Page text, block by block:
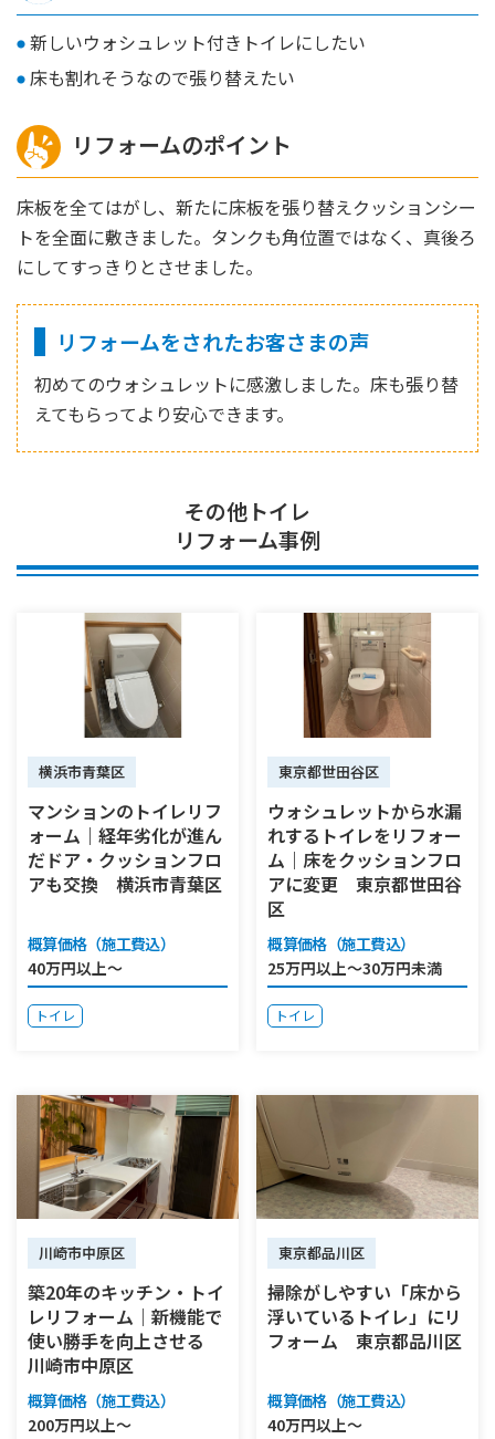
新しいウォシュレット付きトイレにしたい
床も割れそうなので張り替えたい
リフォームのポイント
床板を全てはがし、新たに床板を張り替えクッションシー
トを全面に敷きました。タンクも角位置ではなく、真後ろ
にしてすっきりとさせました。
リフォームをされたお客さまの声
初めてのウォシュレットに感激しました。床も張り替
えてもらってより安心できます。
その他トイレ
リフォーム事例
横浜市青葉区
マンションのトイレリフ
ォーム｜経年劣化が進ん
だドア・クッションフロ
アも交換 横浜市青葉区
概算価格（施工費込）
40万円以上～
トイレ
東京都世田谷区
ウォシュレットから水漏
れするトイレをリフォー
ム｜床をクッションフロ
アに変更 東京都世田谷
区
概算価格（施工費込）
25万円以上～30万円未満
トイレ
川崎市中原区
築20年のキッチン・トイ
レリフォーム｜新機能で
使い勝手を向上させる
川崎市中原区
概算価格（施工費込）
200万円以上～
東京都品川区
掃除がしやすい「床から
浮いているトイレ」にリ
フォーム 東京都品川区
概算価格（施工費込）
40万円以上～